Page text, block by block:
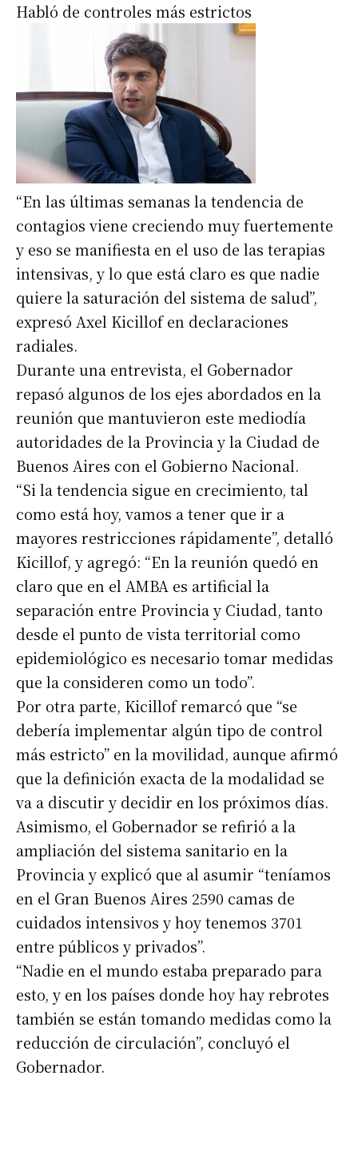
Habló de controles más estrictos
“En las últimas semanas la tendencia de
contagios viene creciendo muy fuertemente
y eso se manifiesta en el uso de las terapias
intensivas, y lo que está claro es que nadie
quiere la saturación del sistema de salud”,
expresó Axel Kicillof en declaraciones
radiales.
Durante una entrevista, el Gobernador
repasó algunos de los ejes abordados en la
reunión que mantuvieron este mediodía
autoridades de la Provincia y la Ciudad de
Buenos Aires con el Gobierno Nacional.
“Si la tendencia sigue en crecimiento, tal
como está hoy, vamos a tener que ir a
mayores restricciones rápidamente”, detalló
Kicillof, y agregó: “En la reunión quedó en
claro que en el AMBA es artificial la
separación entre Provincia y Ciudad, tanto
desde el punto de vista territorial como
epidemiológico es necesario tomar medidas
que la consideren como un todo”.
Por otra parte, Kicillof remarcó que “se
debería implementar algún tipo de control
más estricto” en la movilidad, aunque afirmó
que la definición exacta de la modalidad se
va a discutir y decidir en los próximos días.
Asimismo, el Gobernador se refirió a la
ampliación del sistema sanitario en la
Provincia y explicó que al asumir “teníamos
en el Gran Buenos Aires 2590 camas de
cuidados intensivos y hoy tenemos 3701
entre públicos y privados”.
“Nadie en el mundo estaba preparado para
esto, y en los países donde hoy hay rebrotes
también se están tomando medidas como la
reducción de circulación”, concluyó el
Gobernador.